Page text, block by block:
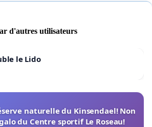
d'autres utilisateurs
le Lido
naturelle du Kinsendael! Non
du Centre sportif Le Roseau!